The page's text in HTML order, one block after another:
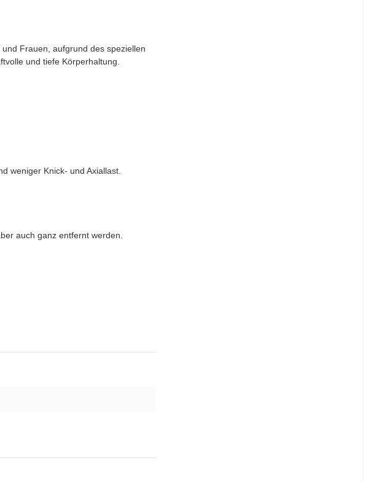
Frauen, aufgrund des speziellen
und tiefe Körperhaltung.
weniger Knick- und Axiallast.
auch ganz entfernt werden.